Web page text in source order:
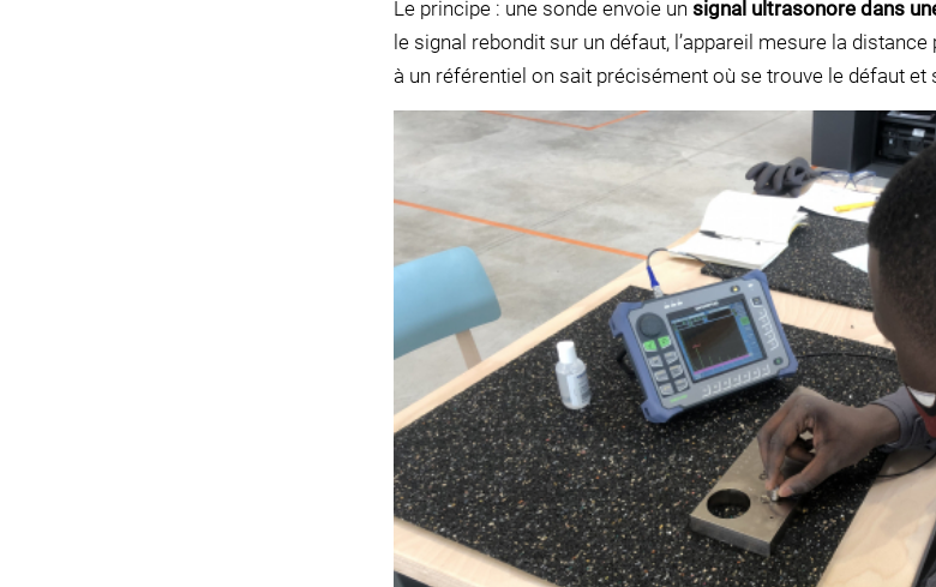
L e principe : une sonde envoie un signal ultrasonore dans
le signal rebondit sur un défaut, l’appareil mesure la
à un référentiel on sait précisément où se trouve le défaut et